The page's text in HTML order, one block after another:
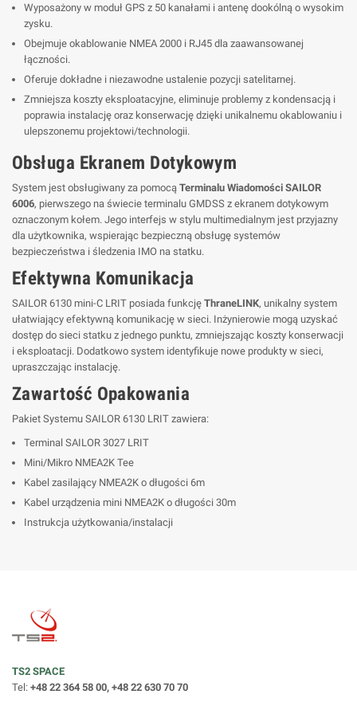
Wyposażony w moduł GPS z 50 kanałami i antenę dookólną o wysokim
zysku.
Obejmuje okablowanie NMEA 2000 i RJ45 dla zaawansowanej
łączności.
Oferuje dokładne i niezawodne ustalenie pozycji satelitarnej.
Zmniejsza koszty eksploatacyjne, eliminuje problemy z kondensacją i
poprawia instalację oraz konserwację dzięki unikalnemu okablowaniu i
ulepszonemu projektowi/technologii.
Obsługa Ekranem Dotykowym
System jest obsługiwany za pomocą Terminalu Wiadomości SAILOR
6006, pierwszego na świecie terminalu GMDSS z ekranem dotykowym
oznaczonym kołem. Jego interfejs w stylu multimedialnym jest przyjazny
dla użytkownika, wspierając bezpieczną obsługę systemów
bezpieczeństwa i śledzenia IMO na statku.
Efektywna Komunikacja
SAILOR 6130 mini-C LRIT posiada funkcję ThraneLINK, unikalny system
ułatwiający efektywną komunikację w sieci. Inżynierowie mogą uzyskać
dostęp do sieci statku z jednego punktu, zmniejszając koszty konserwacji
i eksploatacji. Dodatkowo system identyfikuje nowe produkty w sieci,
upraszczając instalację.
Zawartość Opakowania
Pakiet Systemu SAILOR 6130 LRIT zawiera:
Terminal SAILOR 3027 LRIT
Mini/Mikro NMEA2K Tee
Kabel zasilający NMEA2K o długości 6m
Kabel urządzenia mini NMEA2K o długości 30m
Instrukcja użytkowania/instalacji
TS2 SPACE
Tel: +48 22 364 58 00, +48 22 630 70 70